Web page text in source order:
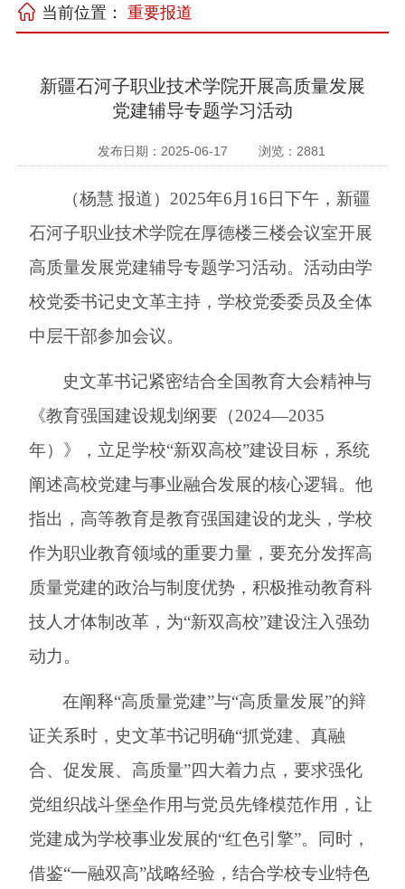
当前位置：重要报道
新疆石河子职业技术学院开展高质量发展
党建辅导专题学习活动
发布日期：2025-06-17 浏览： 2881
（杨慧 报道） 2025年6月16日下午，新疆
石河子职业技术学院在厚德楼三楼会议室开展
高质量发展党建辅导专题学习活动。活动由学
校党委书记史文革主持，学校党委委员及全体
中层干部参加会议。
史文革书记紧密结合全国教育大会精神与
《教育强国建设规划纲要（2024—2035
年）》，立足学校“新双高校”建设目标，系统
阐述高校党建与事业融合发展的核心逻辑。他
指出，高等教育是教育强国建设的龙头，学校
作为职业教育领域的重要力量，要充分发挥高
质量党建的政治与制度优势，积极推动教育科
技人才体制改革，为“新双高校”建设注入强劲
动力。
在阐释“高质量党建”与“高质量发展”的辩
证关系时，史文革书记明确“抓党建、真融
合、促发展、高质量”四大着力点，要求强化
党组织战斗堡垒作用与党员先锋模范作用，让
党建成为学校事业发展的“红色引擎”。同时，
借鉴“一融双高”战略经验，结合学校专业特色